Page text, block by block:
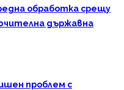
обработка срещу
държавна
проблем с